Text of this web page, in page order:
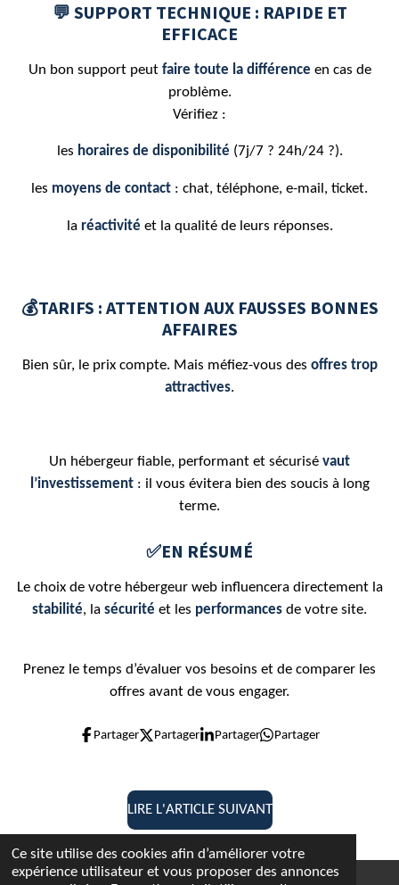
Ce site utilise des cookies afin d’améliorer votre
expérience utilisateur et vous proposer des annonces
💬 SUPPORT TECHNIQUE : RAPIDE ET
EFFICACE
Un bon support peut faire toute la différence en cas de
problème.
Vérifiez :
les horaires de disponibilité (7j/7 ? 24h/24 ?).
les moyens de contact : chat, téléphone, e-mail, ticket.
la réactivité et la qualité de leurs réponses.
💰TARIFS : ATTENTION AUX FAUSSES BONNES
AFFAIRES
Bien sûr, le prix compte. Mais méfiez-vous des offres trop
attractives.
Un hébergeur fiable, performant et sécurisé vaut
l’investissement: il vous évitera bien des soucis à long
terme.
✅EN RÉSUMÉ
Le choix de votre hébergeur web influencera directement la
stabilité, la sécurité et les performances de votre site.
Prenez le temps d’évaluer vos besoins et de comparer les
offres avant de vous engager.
Partager Partager Partager Partager
LIRE L'ARTICLE SUIVANT